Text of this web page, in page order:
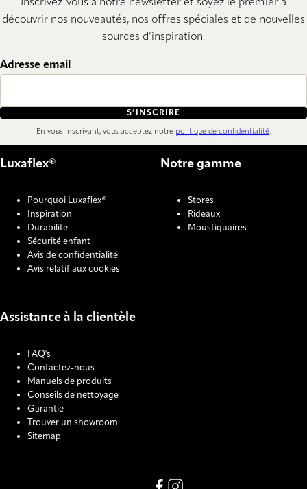
Inscrivez-vous à notre newsletter et soyez le premier à
découvrir nos nouveautés, nos offres spéciales et de nouvelles
sources d’inspiration.
Adresse email
S’INSCRIRE
En vous inscrivant, vous acceptez notre politique de confidentialité.
Luxaflex®
Pourquoi Luxaflex®
Inspiration
Durabilite
Sécurité enfant
Avis de confidentialité
Avis relatif aux cookies
Notre gamme
Stores
Rideaux
Moustiquaires
Assistance à la clientèle
FAQ's
Contactez-nous
Manuels de produits
Conseils de nettoyage
Garantie
Trouver un showroom
Sitemap
Link missing Display text from
Link missing Display text